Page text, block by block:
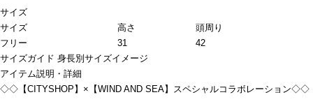
サイズ
サイズ
高さ
頭周り
フリー
31
42
サイズガイド 身長別サイズイメージ
アイテム説明・詳細
◇◇【CITYSHOP】×【WIND AND SEA】スペシャルコラボレーション◇◇